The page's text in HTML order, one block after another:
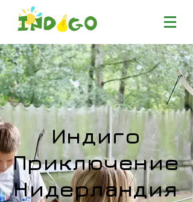
Индиго
Приключение
Нидерландия